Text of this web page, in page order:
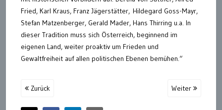
Fried, Karl Kraus, Franz Jägerstätter, Hildegard Goss-Mayr,
Stefan Matzenberger, Gerald Mader, Hans Thirring u.a. In
dieser Tradition muss sich Österreich, beginnend im
eigenen Land, weiter proaktiv um Frieden und
Gewaltfreiheit auf allen politischen Ebenen bemühen.“
Zurück Weiter